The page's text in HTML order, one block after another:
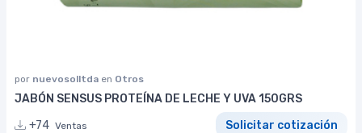
por nuevosolltda en Otros
JABÓN SENSUS PROTEÍNA DE LECHE Y UVA 150GRS
+74 Ventas Solicitar cotización